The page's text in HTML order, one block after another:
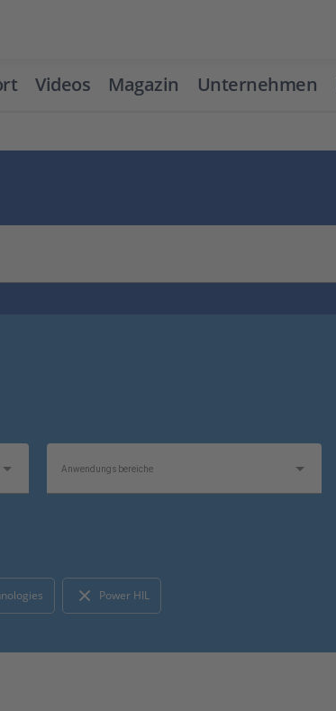
Videos Magazin Unternehmen
Anwendungsbereiche
Power HIL